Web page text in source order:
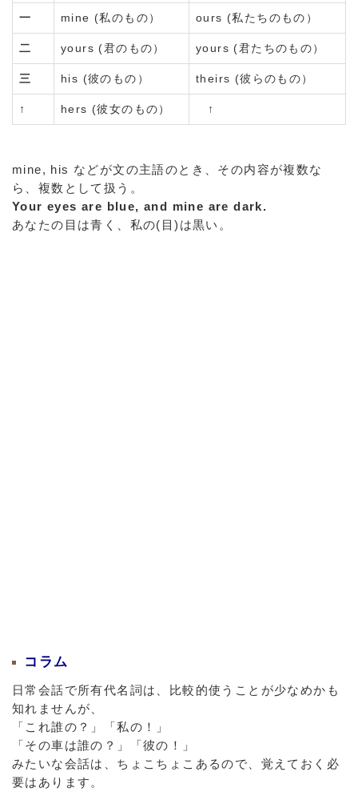
一 mine (私のもの） ours (私たちのもの）
二 yours (君のもの） yours (君たちのもの）
三 his (彼のもの） theirs (彼らのもの）
↑ hers (彼女のもの） ↑
mine, his などが文の主語のとき、その内容が複数な
ら、複数として扱う。
Your eyes are blue, and mine are dark.
あなたの目は青く、私の(目)は黒い。
コラム
日常会話で所有代名詞は、比較的使うことが少なめかも
知れませんが、
「これ誰の？」「私の！」
「その車は誰の？」「彼の！」
みたいな会話は、ちょこちょこあるので、覚えておく必
要はあります。